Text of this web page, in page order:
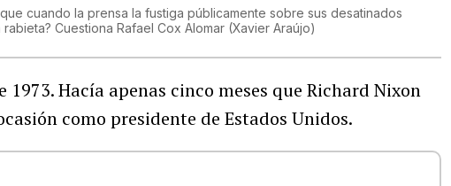
cuando la prensa la fustiga públicamente sobre sus desatinados
Cuestiona Rafael Cox Alomar (Xavier Araújo)
Hacía apenas cinco meses que Richard Nixon
como presidente de Estados Unidos.